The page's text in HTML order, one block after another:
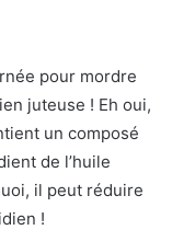
pour mordre
juteuse ! Eh oui,
un composé
de l’huile
il peut réduire
!